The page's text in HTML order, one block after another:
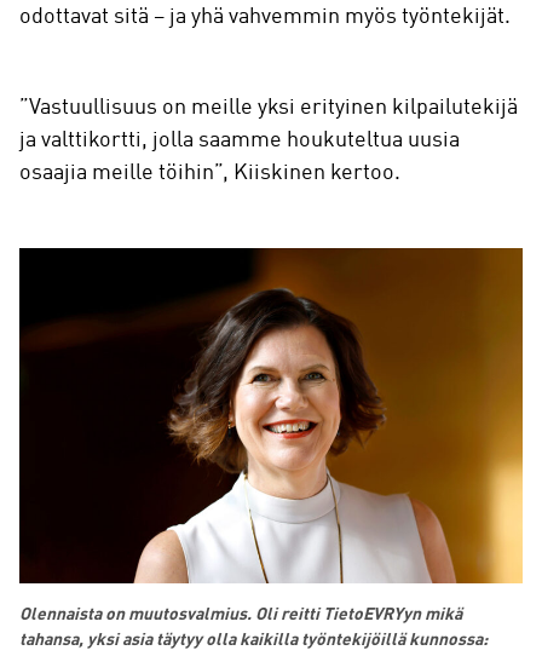
odottavat sitä – ja yhä vahvemmin myös työntekijät.
”Vastuullisuus on meille yksi erityinen kilpailutekijä
ja valttikortti, jolla saamme houkuteltua uusia
osaajia meille töihin”, Kiiskinen kertoo.
Olennaista on muutosvalmius. Oli reitti TietoEVRYyn mikä
tahansa, yksi asia täytyy olla kaikilla työntekijöillä kunnossa: